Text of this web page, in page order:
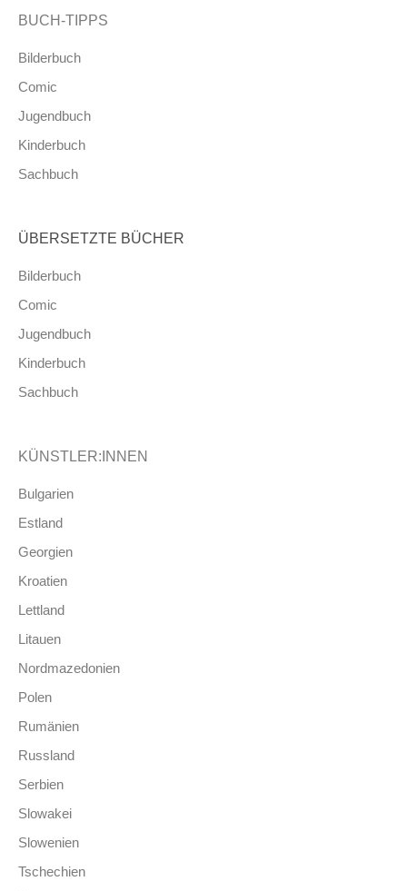
BUCH-TIPPS
Bilderbuch
Comic
Jugendbuch
Kinderbuch
Sachbuch
ÜBERSETZTE BÜCHER
Bilderbuch
Comic
Jugendbuch
Kinderbuch
Sachbuch
KÜNSTLER:INNEN
Bulgarien
Estland
Georgien
Kroatien
Lettland
Litauen
Nordmazedonien
Polen
Rumänien
Russland
Serbien
Slowakei
Slowenien
Tschechien